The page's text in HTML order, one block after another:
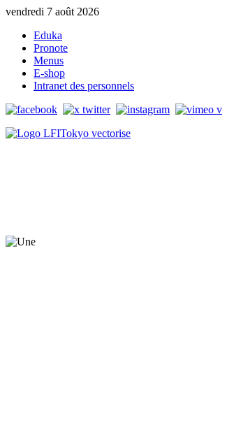
vendredi 7 août 2026
Eduka
Pronote
Menus
E-shop
Intranet des personnels